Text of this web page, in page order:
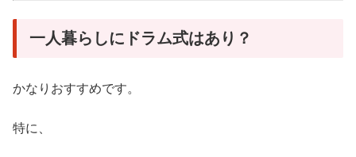
一人暮らしにドラム式はあり？
かなりおすすめです。
特に、